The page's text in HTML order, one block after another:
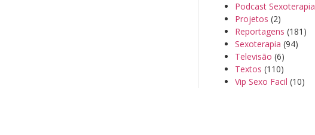
Podcast Sexoterapia
Projetos (2)
Reportagens (181)
Sexoterapia (94)
Televisão (6)
Textos (110)
Vip Sexo Facil (10)